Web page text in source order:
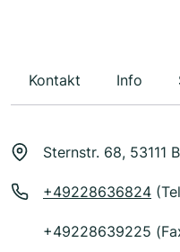
Kontakt Info
Sternstr. 68, 53111
+49228636824
+49228639225